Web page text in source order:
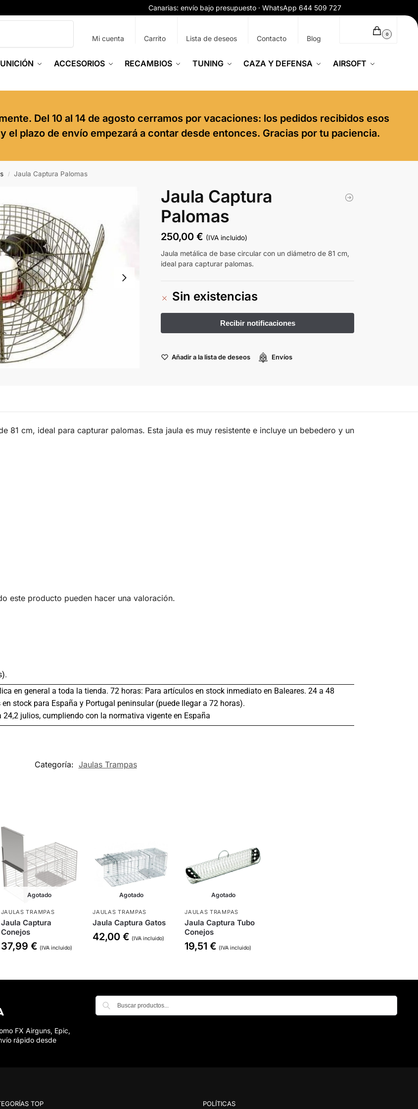
Canarias: envío bajo presupuesto · WhatsApp 644 509 727
Mi cuenta Carrito Lista de deseos Contacto Blog 0
ACCESORIOS RECAMBIOS TUNING CAZA Y DEFENSA AIRSOFT
Del 10 al 14 de agosto cerramos por vacaciones: los pedidos recibidos esos
el plazo de envío empezará a contar desde entonces. Gracias por tu paciencia.
/ Jaula Captura Palomas
Jaula Captura
Palomas
250,00€ (IVA incluido)
Jaula metálica de base circular con un diámetro de 81 cm,
ideal para capturar palomas.
Sin existencias
Añadir a la lista de deseos Envíos
81 cm, ideal para capturar palomas. Esta jaula es muy resistente e incluye un bebedero y un
este producto pueden hacer una valoración.
en general a toda la tienda. 72 horas: Para artículos en stock inmediato en Baleares. 24 a 48
stock para España y Portugal peninsular (puede llegar a 72 horas).
julios, cumpliendo con la normativa vigente en España
Categoría: Jaulas Trampas
Agotado
JAULAS TRAMPAS
Jaula Captura
Conejos
37,99 € (IVA incluido)
Agotado
JAULAS TRAMPAS
Jaula Captura Gatos
42,00€ (IVA incluido)
Agotado
JAULAS TRAMPAS
Jaula Captura Tubo
Conejos
19,51€ (IVA incluido)
FX Airguns, Epic,
rápido desde
TOP POLÍTICAS